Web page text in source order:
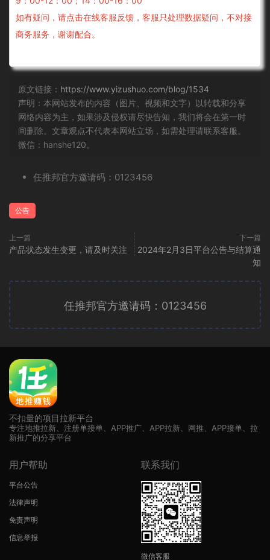
如有疑问，请点击在线客服反馈，客服只处理数据疑问，不对接
商务服务，谢谢配合。
原文链接： https://www.yizushuo.com/blog/1534
声明：本网站发布的内容（图片、视频和文字）以转载和分享
网络内容为主，如果涉及侵权请尽快告知，我们将会在第一时
间删除。文章观点不代表本网站立场，如需处理请联系客服。
微信：hanshe120。
任推邦官方邀请码：0123456
公告
上一篇
产品状态发生变更，请及时关注
下一篇
2024年2月3日平台公告与结算通
知
任推邦官方邀请码：0123456
不扣量的项目拉新平台
专注地推拉新、注册单接单、APP推广、APP拉新、网推、APP接单、拉
新推广的分享平台
用户帮助
平台公告
法律声明
免责声明
信息举报
联系我们
微信客服